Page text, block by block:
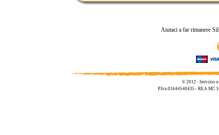
Aiutaci a far rimanere
© 2012 - Servizio
P.Iva 01644540435 - REA MC